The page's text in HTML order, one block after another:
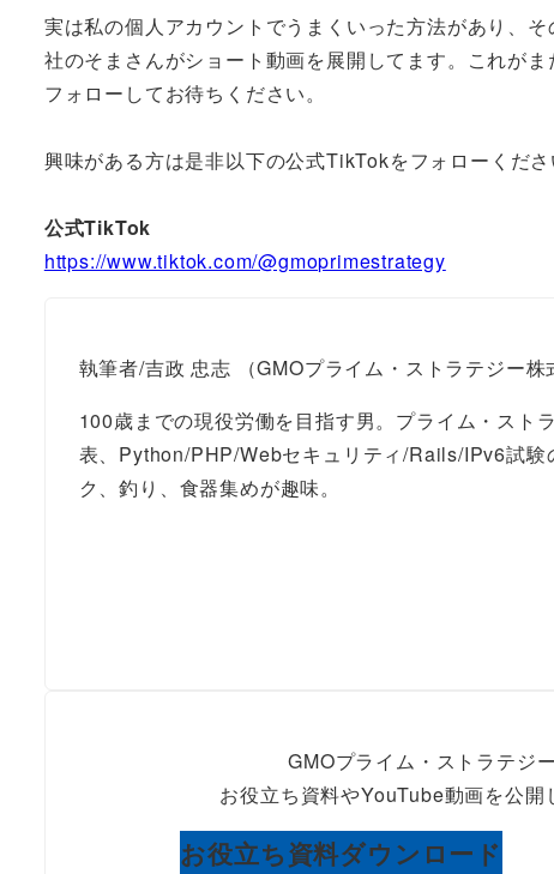
実は私の個人アカウントでうまくいった方法があり、
社のそまさんがショート動画を展開してます。これが
フォローしてお待ちください。
興味がある方は是非以下の公式TikTokをフォローくださ
公式TikTok
https://www.tiktok.com/@gmoprimestrategy
執筆者/吉政 忠志 （GMOプライム・ストラテジー株
100歳までの現役労働を目指す男。プライム・スト
表、Python/PHP/Webセキュリティ/Rails/IPv6試験
ク、釣り、食器集めが趣味。
GMOプライム・ストラテジ
お役立ち資料やYouTube動画を公開
お役立ち資料ダウンロード